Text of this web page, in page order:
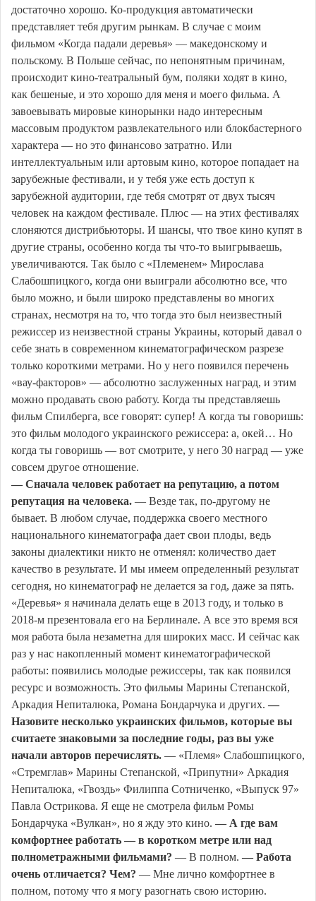
достаточно хорошо. Ко-продукция автоматически
представляет тебя другим рынкам. В случае с моим
фильмом «Когда падали деревья» — македонскому и
польскому. В Польше сейчас, по непонятным причинам,
происходит кино-театральный бум, поляки ходят в кино,
как бешеные, и это хорошо для меня и моего фильма. А
завоевывать мировые кинорынки надо интересным
массовым продуктом развлекательного или блокбастерного
характера — но это финансово затратно. Или
интеллектуальным или артовым кино, которое попадает на
зарубежные фестивали, и у тебя уже есть доступ к
зарубежной аудитории, где тебя смотрят от двух тысяч
человек на каждом фестивале. Плюс — на этих фестивалях
слоняются дистрибьюторы. И шансы, что твое кино купят в
другие страны, особенно когда ты что-то выигрываешь,
увеличиваются. Так было с «Племенем» Мирослава
Слабошпицкого, когда они выиграли абсолютно все, что
было можно, и были широко представлены во многих
странах, несмотря на то, что тогда это был неизвестный
режиссер из неизвестной страны Украины, который давал о
себе знать в современном кинематографическом разрезе
только короткими метрами. Но у него появился перечень
«вау-факторов» — абсолютно заслуженных наград, и этим
можно продавать свою работу. Когда ты представляешь
фильм Спилберга, все говорят: супер! А когда ты говоришь:
это фильм молодого украинского режиссера: а, окей… Но
когда ты говоришь — вот смотрите, у него 30 наград — уже
совсем другое отношение.
— Сначала человек работает на репутацию, а потом
репутация на человека. — Везде так, по-другому не
бывает. В любом случае, поддержка своего местного
национального кинематографа дает свои плоды, ведь
законы диалектики никто не отменял: количество дает
качество в результате. И мы имеем определенный результат
сегодня, но кинематограф не делается за год, даже за пять.
«Деревья» я начинала делать еще в 2013 году, и только в
2018-м презентовала его на Берлинале. А все это время вся
моя работа была незаметна для широких масс. И сейчас как
раз у нас накопленный момент кинематографической
работы: появились молодые режиссеры, так как появился
ресурс и возможность. Это фильмы Марины Степанской,
Аркадия Непиталюка, Романа Бондарчука и других. —
Назовите несколько украинских фильмов, которые вы
считаете знаковыми за последние годы, раз вы уже
начали авторов перечислять. — «Племя» Слабошпицкого,
«Стремглав» Марины Степанской, «Припутни» Аркадия
Непиталюка, «Гвоздь» Филиппа Сотниченко, «Выпуск 97»
Павла Острикова. Я еще не смотрела фильм Ромы
Бондарчука «Вулкан», но я жду это кино. — А где вам
комфортнее работать — в коротком метре или над
полнометражными фильмами? — В полном. — Работа
очень отличается? Чем? — Мне лично комфортнее в
полном, потому что я могу разогнать свою историю.